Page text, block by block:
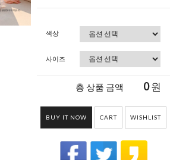
색상
사이즈
총 상품 금액 0원
BUY IT NOW CART WISHLIST